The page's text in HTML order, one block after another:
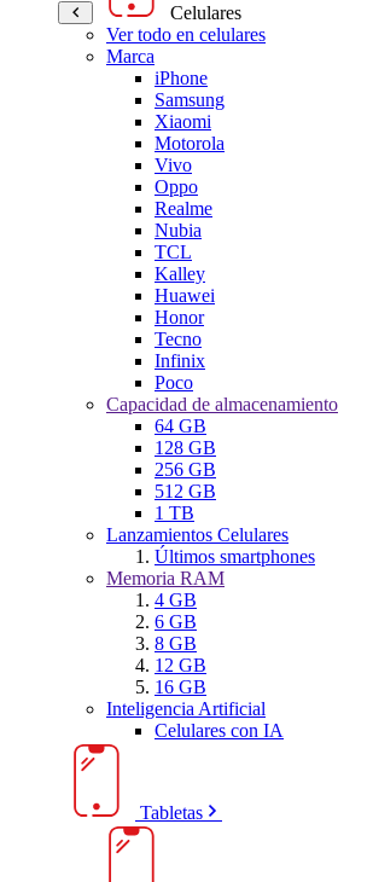
Celulares
Ver todo en celulares
Marca
iPhone
Samsung
Xiaomi
Motorola
Vivo
Oppo
Realme
Nubia
TCL
Kalley
Huawei
Honor
Tecno
Infinix
Poco
Capacidad de almacenamiento
64 GB
128 GB
256 GB
512 GB
1 TB
Lanzamientos Celulares
Últimos smartphones
Memoria RAM
4 GB
6 GB
8 GB
12 GB
16 GB
Inteligencia Artificial
Celulares con IA
Tabletas